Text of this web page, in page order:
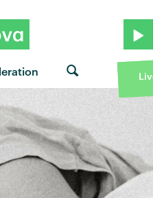
Snuts · "Defibrillator" von